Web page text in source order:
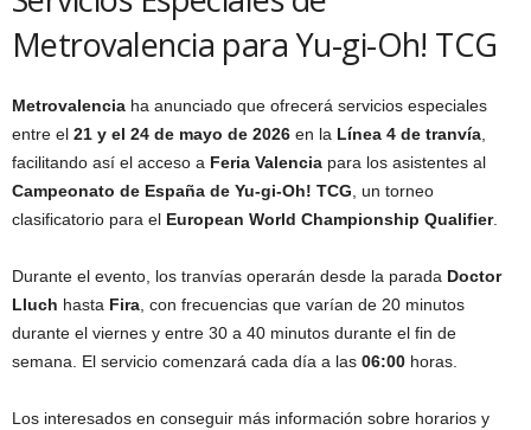
Metrovalencia para Yu-gi-Oh! TCG
Metrovalencia ha anunciado que ofrecerá servicios especiales
entre el 21 y el 24 de mayo de 2026 en la Línea 4 de tranvía
facilitando así el acceso a Feria Valencia para los asistentes al
Campeonato de España de Yu-gi-Oh! TCG , un torneo
clasificatorio para el European World Championship Qualifier.
Durante el evento, los tranvías operarán desde la parada Doctor
Lluch hasta Fira , con frecuencias que varían de 20 minutos
durante el viernes y entre 30 a 40 minutos durante el fin de
semana. El servicio comenzará cada día a las 06:00 horas.
Los interesados en conseguir más información sobre horarios y